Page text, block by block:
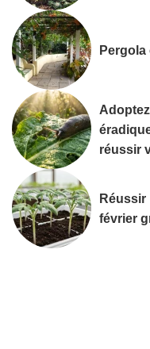
Pergola
réussir
février